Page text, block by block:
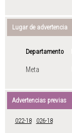
Lugar de advertencia
Departamento
Meta
Advertencias previas
022-18 026-18